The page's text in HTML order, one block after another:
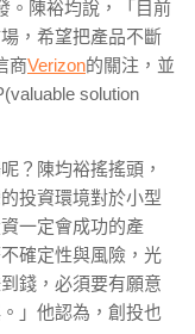
。陳裕均說，「目前
，希望把產品不斷
商Verizon的關注，並
solution
？陳均裕搖搖頭，
投資環境對於小型
一定會成功的產
確定性與風險，光
錢，必須要有願意
」他認為，創投也